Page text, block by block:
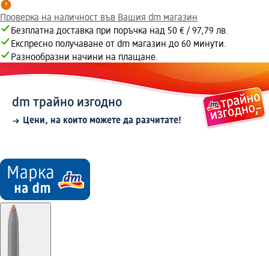
Проверка на наличност във Вашия dm магазин
Безплатна доставка при поръчка над 50 € / 97,79 лв.
Експресно получаване от dm магазин до 60 минути.
Разнообразни начини на плащане.
dm трайно изгодно
Цени, на които можете да разчитате!